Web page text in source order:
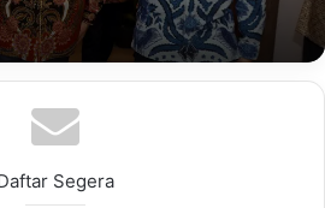
Segera